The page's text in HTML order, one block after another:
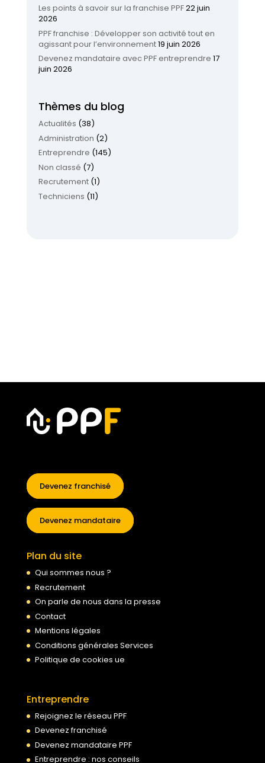
Les points à savoir sur la franchise PPF22 juin
2026
PPF franchise : Développer son activité tout en
agissant pour l’environnement19 juin 2026
Devenez mandataire avec PPF entreprendre 17
juin 2026
Thèmes du blog
Actualités (38)
Administration (2)
Entreprendre (145)
Non classé (7)
Recrutement(1)
Techniciens (11)
Devenez franchisé
Devenez mandataire
Plan du site
Qui sommes nous ?
Recrutement
On parle de nous dans la presse
Contact
Mentions légales
Conditions générales Services
Politique de cookies ue
Entreprendre
Rejoignez le réseau PPF
Devenez franchisé
Devenez mandataire PPF
Entreprendre : nos conseils